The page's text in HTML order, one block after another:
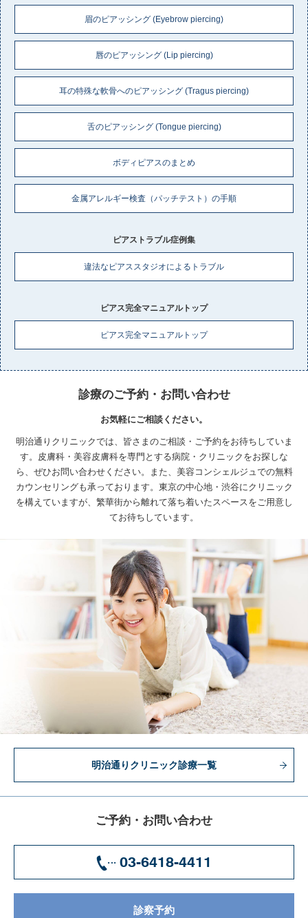
眉のピアッシング (Eyebrow piercing)
唇のピアッシング (Lip piercing)
耳の特殊な軟骨へのピアッシング (Tragus piercing)
舌のピアッシング (Tongue piercing)
ボディピアスのまとめ
金属アレルギー検査（パッチテスト）の手順
ピアストラブル症例集
違法なピアススタジオによるトラブル
ピアス完全マニュアルトップ
ピアス完全マニュアルトップ
診療のご予約・お問い合わせ
お気軽にご相談ください。
明治通りクリニックでは、皆さまのご相談・ご予約をお待ちしていま
す。皮膚科・美容皮膚科を専門とする病院・クリニックをお探しな
ら、ぜひお問い合わせください。
また、美容コンシェルジュでの無料
カウンセリングも承っております。 東京の中心地・渋谷にクリニック
を構えていますが、繁華街から離れて落ち着いたスペースをご用意し
てお待ちしています。
明治通りクリニック診療一覧
ご予約・お問い合わせ
03-6418-4411
診察予約